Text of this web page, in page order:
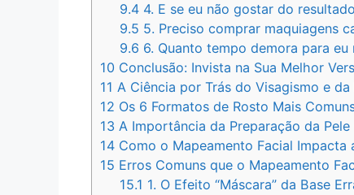
9.4 4. E se eu não gostar do
9.5 5. Preciso comprar maquiagens
9.6 6. Quanto tempo demora para
10 Conclusão: Invista na Sua Melhor
11 A Ciência por Trás do Visagismo e da
12 Os 6 Formatos de Rosto Mais
13 A Importância da Preparação da Pele
14 Como o Mapeamento Facial Impacta
15 Erros Comuns que o Mapeamento
15.1 1. O Efeito “Máscara” da Base